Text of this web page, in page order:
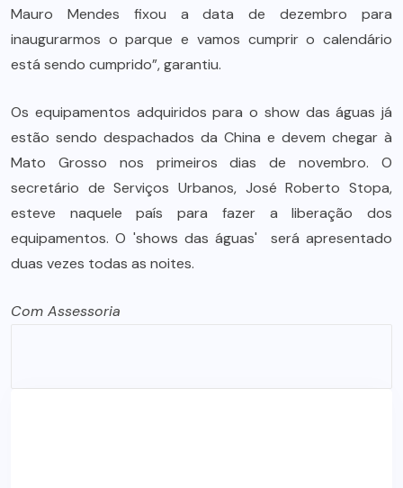
Mauro Mendes fixou a data de dezembro para
inaugurarmos o parque e vamos cumprir o calendário
está sendo cumprido”, garantiu.
Os equipamentos adquiridos para o show das águas já
estão sendo despachados da China e devem chegar à
Mato Grosso nos primeiros dias de novembro. O
secretário de Serviços Urbanos, José Roberto Stopa,
esteve naquele país para fazer a liberação dos
equipamentos. O 'shows das águas' será apresentado
duas vezes todas as noites.
Com Assessoria